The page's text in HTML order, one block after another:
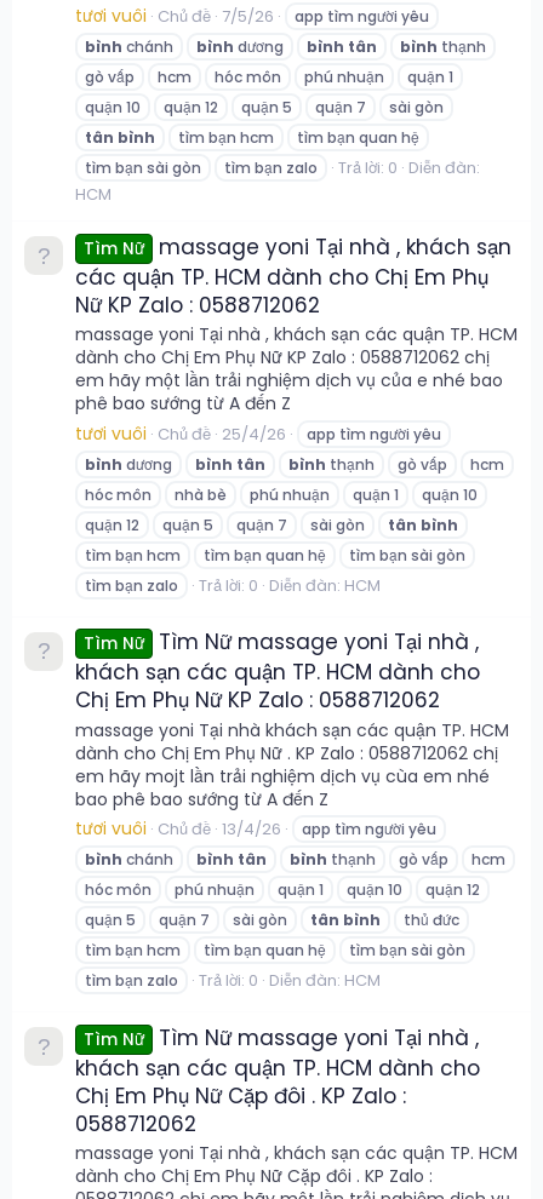
tươi vuôi Chủ đề 7/5/26
app tìm người yêu
bình chánh bình dương bình tân bình thạnh
gò vấp
hcm hóc môn phú nhuận
quận 1
quận 10
quận 12 quận 5 quận 7
sài gòn
tân bình tìm bạn hcm
tìm bạn quan hệ
tìm bạn sài gòn
tìm bạn zalo Trả lời: 0 Diễn đàn:
HCM
Tìm Nữ
massage yoni Tại nhà , khách sạn
các quận TP. HCM dành cho Chị Em Phụ
Nữ KP Zalo : 0588712062
massage yoni Tại nhà , khách sạn các quận TP. HCM
dành cho Chị Em Phụ Nữ KP Zalo : 0588712062 chị
em hãy một lần trải nghiệm dịch vụ của e nhé bao
phê bao sướng từ A đến Z
tươi vuôi Chủ đề 25/4/26
app tìm người yêu
bình dương bình tân bình thạnh gò vấp
hcm
hóc môn
nhà bè phú nhuận quận 1
quận 10
quận 12
quận 5 quận 7 sài gòn tân bình
tìm bạn hcm
tìm bạn quan hệ
tìm bạn sài gòn
tìm bạn zalo
Trả lời: 0 Diễn đàn: HCM
Tìm Nữ
Tìm Nữ massage yoni Tại nhà ,
khách sạn các quận TP. HCM dành cho
Chị Em Phụ Nữ KP Zalo : 0588712062
massage yoni Tại nhà khách sạn các quận TP. HCM
dành cho Chị Em Phụ Nữ . KP Zalo : 0588712062 chị
em hãy mojt lần trải nghiệm dịch vụ cùa em nhé
bao phê bao sướng từ A đến Z
tươi vuôi Chủ đề 13/4/26
app tìm người yêu
bình chánh bình tân bình thạnh gò vấp
hcm
hóc môn
phú nhuận quận 1 quận 10
quận 12
quận 5
quận 7 sài gòn tân bình
thủ đức
tìm bạn hcm
tìm bạn quan hệ
tìm bạn sài gòn
tìm bạn zalo
Trả lời: 0 Diễn đàn: HCM
Tìm Nữ
Tìm Nữ massage yoni Tại nhà ,
khách sạn các quận TP. HCM dành cho
Chị Em Phụ Nữ Cặp đôi . KP Zalo :
0588712062
massage yoni Tại nhà , khách sạn các quận TP. HCM
dành cho Chị Em Phụ Nữ Cặp đôi . KP Zalo :